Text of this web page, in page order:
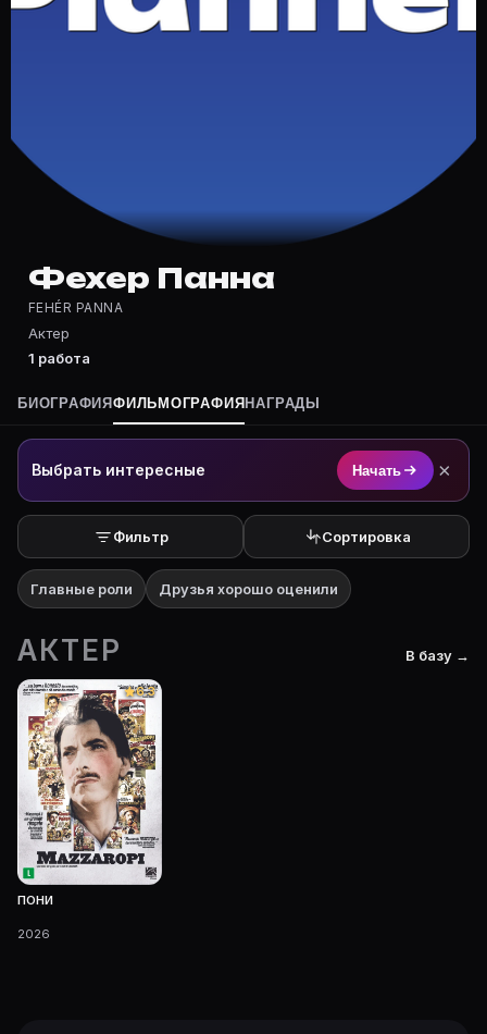
Частые вопросы о Фехер Панна
Полный список — на Movie Planner: https://movie-
Кто такой(ая) Фехер Панна?
Фехер Панна — Актриса. Биография и роли на
Где открыть фильмографию Фехер Панна?
На Movie Planner: https://movie-planner.ru/s/
Фехер Панна
FEHÉR PANNA
Актер
1 работа
БИОГРАФИЯФИЛЬМОГРАФИЯ НАГРАДЫ
Выбрать интересные Начать ×
Фильтр Сортировка
Главные роли Друзья хорошо оценили
АКТЕР В базу →
6.3
ПОНИ
2026